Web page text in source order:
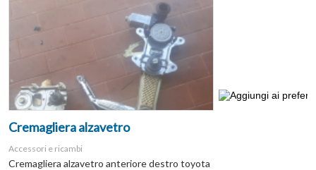
Cremagliera alzavetro
Accessori e ricambi
Cremagliera alzavetro anteriore destro toyota